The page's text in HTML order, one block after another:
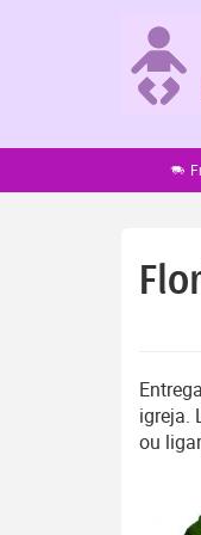
igreja.
ou